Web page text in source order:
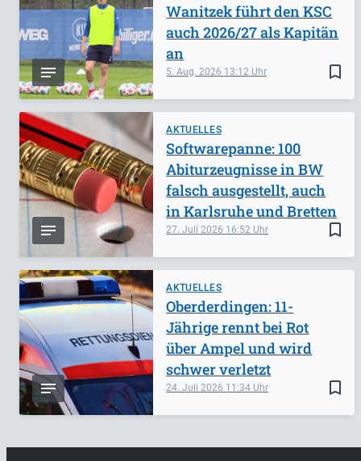
bookmark_border
5. Aug. 2026 13:12
Wanitzek führt den KSC
auch 2026/27 als Kapitän
an
AKTUELLES
bookmark_border
27. Juli 2026 16:52
Softwarepanne: 100
Abiturzeugnisse in BW
falsch ausgestellt, auch
in Karlsruhe und Bretten
AKTUELLES
bookmark_border
24. Juli 2026 11:34
Oberderdingen: 11-
Jährige rennt bei Rot
über Ampel und wird
schwer verletzt